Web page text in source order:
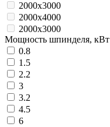
2000x3000
2000x4000
2000х3000
Мощность шпинделя, кВт
0.8
1.5
2.2
3
3.2
4.5
6